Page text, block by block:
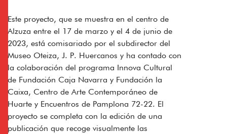
Este proyecto, que se muestra en el centro de
Alzuza entre el 17 de marzo y el 4 de junio de
2023, está comisariado por el subdirector del
Museo Oteiza, J. P. Huercanos y ha contado con
la colaboración del programa Innova Cultural
de Fundación Caja Navarra y Fundación la
Caixa, Centro de Arte Contemporáneo de
Huarte y Encuentros de Pamplona 72-22. El
proyecto se completa con la edición de una
publicación que recoge visualmente las